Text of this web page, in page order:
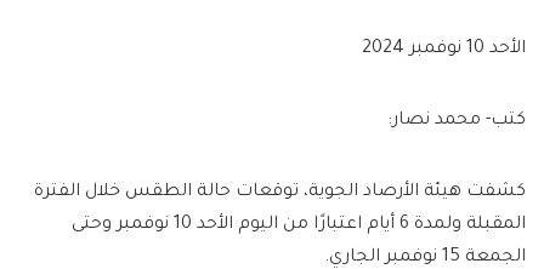
الأحد 10 نوفمبر 2024
كتب- محمد نصار:
كشفت هيئة الأرصاد الجوية، توقعات حالة الطقس خلال الفترة
المقبلة ولمدة 6 أيام اعتبارًا من اليوم الأحد 10 نوفمبر وحتى
الجمعة 15 نوفمبر الجاري.